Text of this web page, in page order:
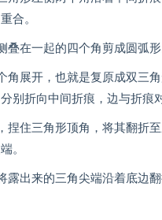
合。
在一起的四个角剪成圆弧形
展开，也就是复原成双三角
别折向中间折痕，边与折痕
住三角形顶角，将其翻折至
。
出来的三角尖端沿着底边翻